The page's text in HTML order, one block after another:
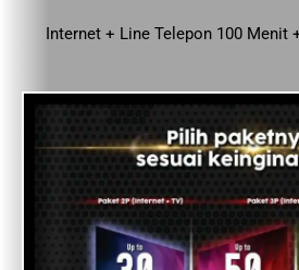
Internet + Line Telepon 100 Menit